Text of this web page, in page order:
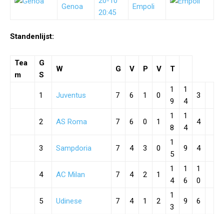
Genoa
20:45
Empoli
Standenlijst:
Tea
m
G
S
W G V P V T
1 Juventus 7 6 1 0
1
9
1
4
3
2 AS Roma 7 6 0 1
1
8
1
4
4
3 Sampdoria 7 4 3 0
1
5
9 4
4 AC Milan 7 4 2 1
1
4
1
6
1
0
5 Udinese 7 4 1 2
1
3
9 6